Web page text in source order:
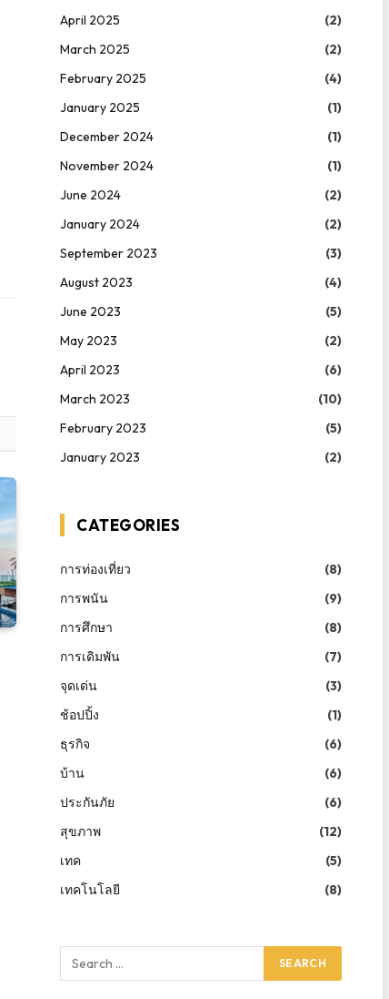
April 2025
(2)
March 2025
(2)
February 2025
(4)
January 2025
(1)
December 2024
(1)
November 2024
(1)
June 2024
(2)
January 2024
(2)
September 2023
(3)
August 2023
(4)
June 2023
(5)
May 2023
(2)
April 2023
(6)
March 2023
(10)
February 2023
(5)
January 2023
(2)
CATEGORIES
การท่องเที่ยว
(8)
การพนัน
(9)
การศึกษา
(8)
การเดิมพัน
(7)
จุดเด่น
(3)
ช้อปปิ้ง
(1)
ธุรกิจ
(6)
บ้าน
(6)
ประกันภัย
(6)
สุขภาพ
(12)
เทค
(5)
เทคโนโลยี
(8)